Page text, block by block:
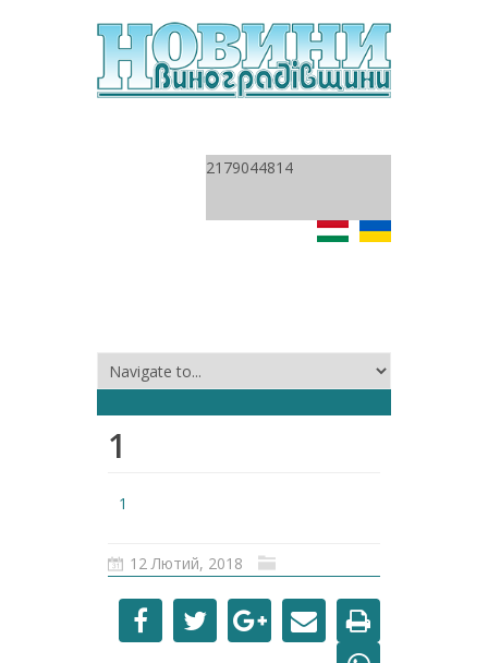
2179044814
1
1
12 Лютий, 2018